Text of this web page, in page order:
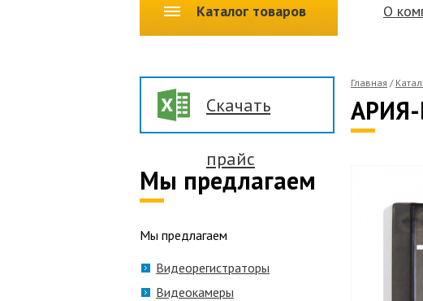
Каталог товаров О
Главная /
Скачать
прайс
Мы предлагаем
Мы предлагаем
Видеорегистраторы
Видеокамеры